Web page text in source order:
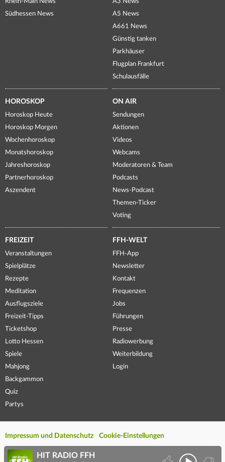
Rhein-Main News
Südhessen News
A3 News
A5 News
A661 News
Günstig tanken
Parkhäuser
Flugplan Frankfurt
Schulausfälle
HOROSKOP
Horoskop Heute
Horoskop Morgen
Wochenhoroskop
Monatshoroskop
Jahreshoroskop
Partnerhoroskop
Aszendent
ON AIR
Sendungen
Aktionen
Videos
Webcams
Moderatoren & Team
Podcasts
News-Podcast
Themen-Ticker
Voting
FREIZEIT
Veranstaltungen
Spielplätze
Rezepte
Meditation
Ausflugsziele
Freizeit-Tipps
Ticketshop
Lotto Hessen
Spiele
Mahjong
Backgammon
Quiz
Partys
FFH-WELT
FFH-App
Newsletter
Kontakt
Frequenzen
Jobs
Führungen
Presse
Radiowerbung
Weiterbildung
Login
Impressum und Datenschutz Cookie-Einstellungen
HIT RADIO FFH